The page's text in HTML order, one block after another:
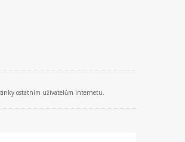
ostatním uživatelům internetu.